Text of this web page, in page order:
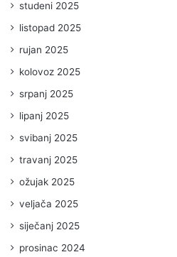
studeni 2025
listopad 2025
rujan 2025
kolovoz 2025
srpanj 2025
lipanj 2025
svibanj 2025
travanj 2025
ožujak 2025
veljača 2025
siječanj 2025
prosinac 2024